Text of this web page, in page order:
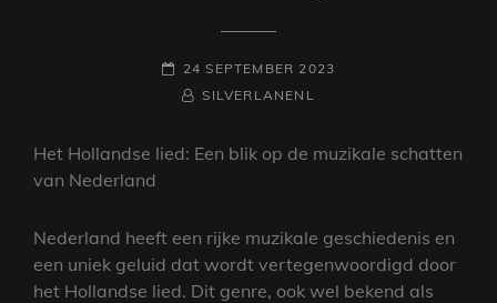
GEPLAATST
OP
24 SEPTEMBER 2023
NAAMREGEL
BYLINE
SILVERLANENL
Het Hollandse lied: Een blik op de muzikale schatten
van Nederland
Nederland heeft een rijke muzikale geschiedenis en
een uniek geluid dat wordt vertegenwoordigd door
het Hollandse lied. Dit genre, ook wel bekend als